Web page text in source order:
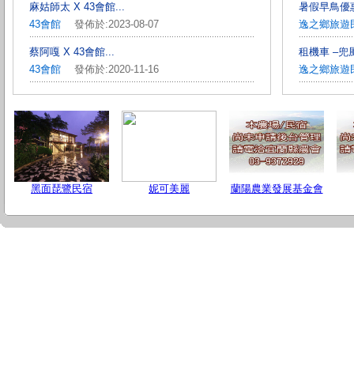
麻姑師太 X 43會館...
43會館 發佈於:2023-08-07
蔡阿嘎 X 43會館...
43會館 發佈於:2020-11-16
暑假早鳥優
逸之鄉旅遊
租機車 –兜
逸之鄉旅遊
黑面琵鷺民宿 妮可美麗 蘭陽農業發展基金會